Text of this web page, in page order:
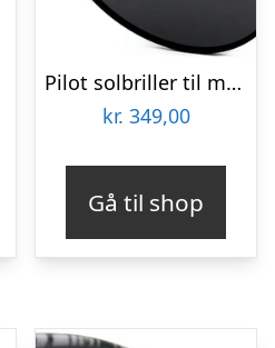
Pilot solbriller til mænd Kaleu Luxe sort – UV-beskyttelse, linsebredde 61 mm
kr. 349,00
Gå til shop